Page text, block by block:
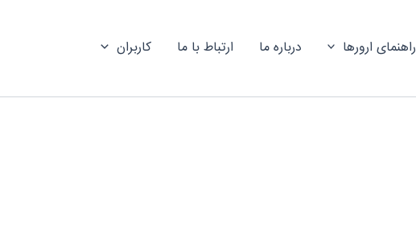
راهنمای ارورها درباره ما ارتباط با ما کاربران